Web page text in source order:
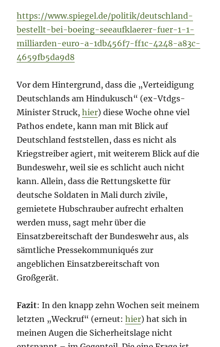
https://www.spiegel.de/politik/deutschland-
bestellt-bei-boeing-seeaufklaerer-fuer-1-1-
milliarden-euro-a-1db456f7-ff1c-4248-a83c-
4659fb5da9d8
Vor dem Hintergrund, dass die „Verteidigung
Deutschlands am Hindukusch“ (ex-Vtdgs-
Minister Struck,hier) diese Woche ohne viel
Pathos endete, kann man mit Blick auf
Deutschland feststellen, dass es nicht als
Kriegstreiber agiert, mit weiterem Blick auf die
Bundeswehr, weil sie es schlicht auch nicht
kann. Allein, dass die Rettungskette für
deutsche Soldaten in Mali durch zivile,
gemietete Hubschrauber aufrecht erhalten
werden muss, sagt mehr über die
Einsatzbereitschaft der Bundeswehr aus, als
sämtliche Pressekommuniqués zur
angeblichen Einsatzbereitschaft von
Großgerät.
Fazit: In den knapp zehn Wochen seit meinem
letzten „Weckruf“ (erneut:hier) hat sich in
meinen Augen die Sicherheitslage nicht